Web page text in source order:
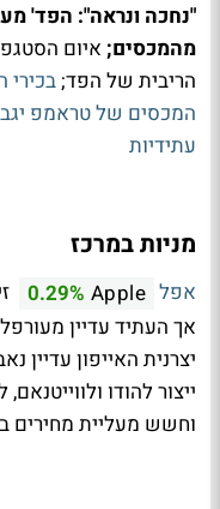
"נחכה ונראה": הפד'
מהמכסים; איום
הריבית של הפד;
המכסים של טראמפ
עתידיות
מניות במרכז
אפל Apple
0.29%
אך העתיד עדיין
יצרנית האייפון
ייצור להודו
וחשש מעליית מחירים